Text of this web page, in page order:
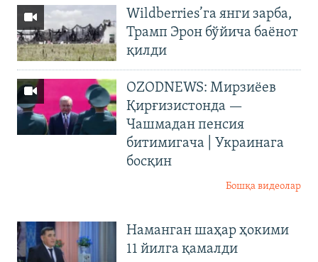
Wildberries’га янги зарба,
Трамп Эрон бўйича баёнот
қилди
OZODNEWS: Мирзиёев
Қирғизистонда —
Чашмадан пенсия
битимигача | Украинага
босқин
Бошқа видеолар
Наманган шаҳар ҳокими
11 йилга қамалди